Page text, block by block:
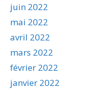
juin 2022
mai 2022
avril 2022
mars 2022
février 2022
janvier 2022